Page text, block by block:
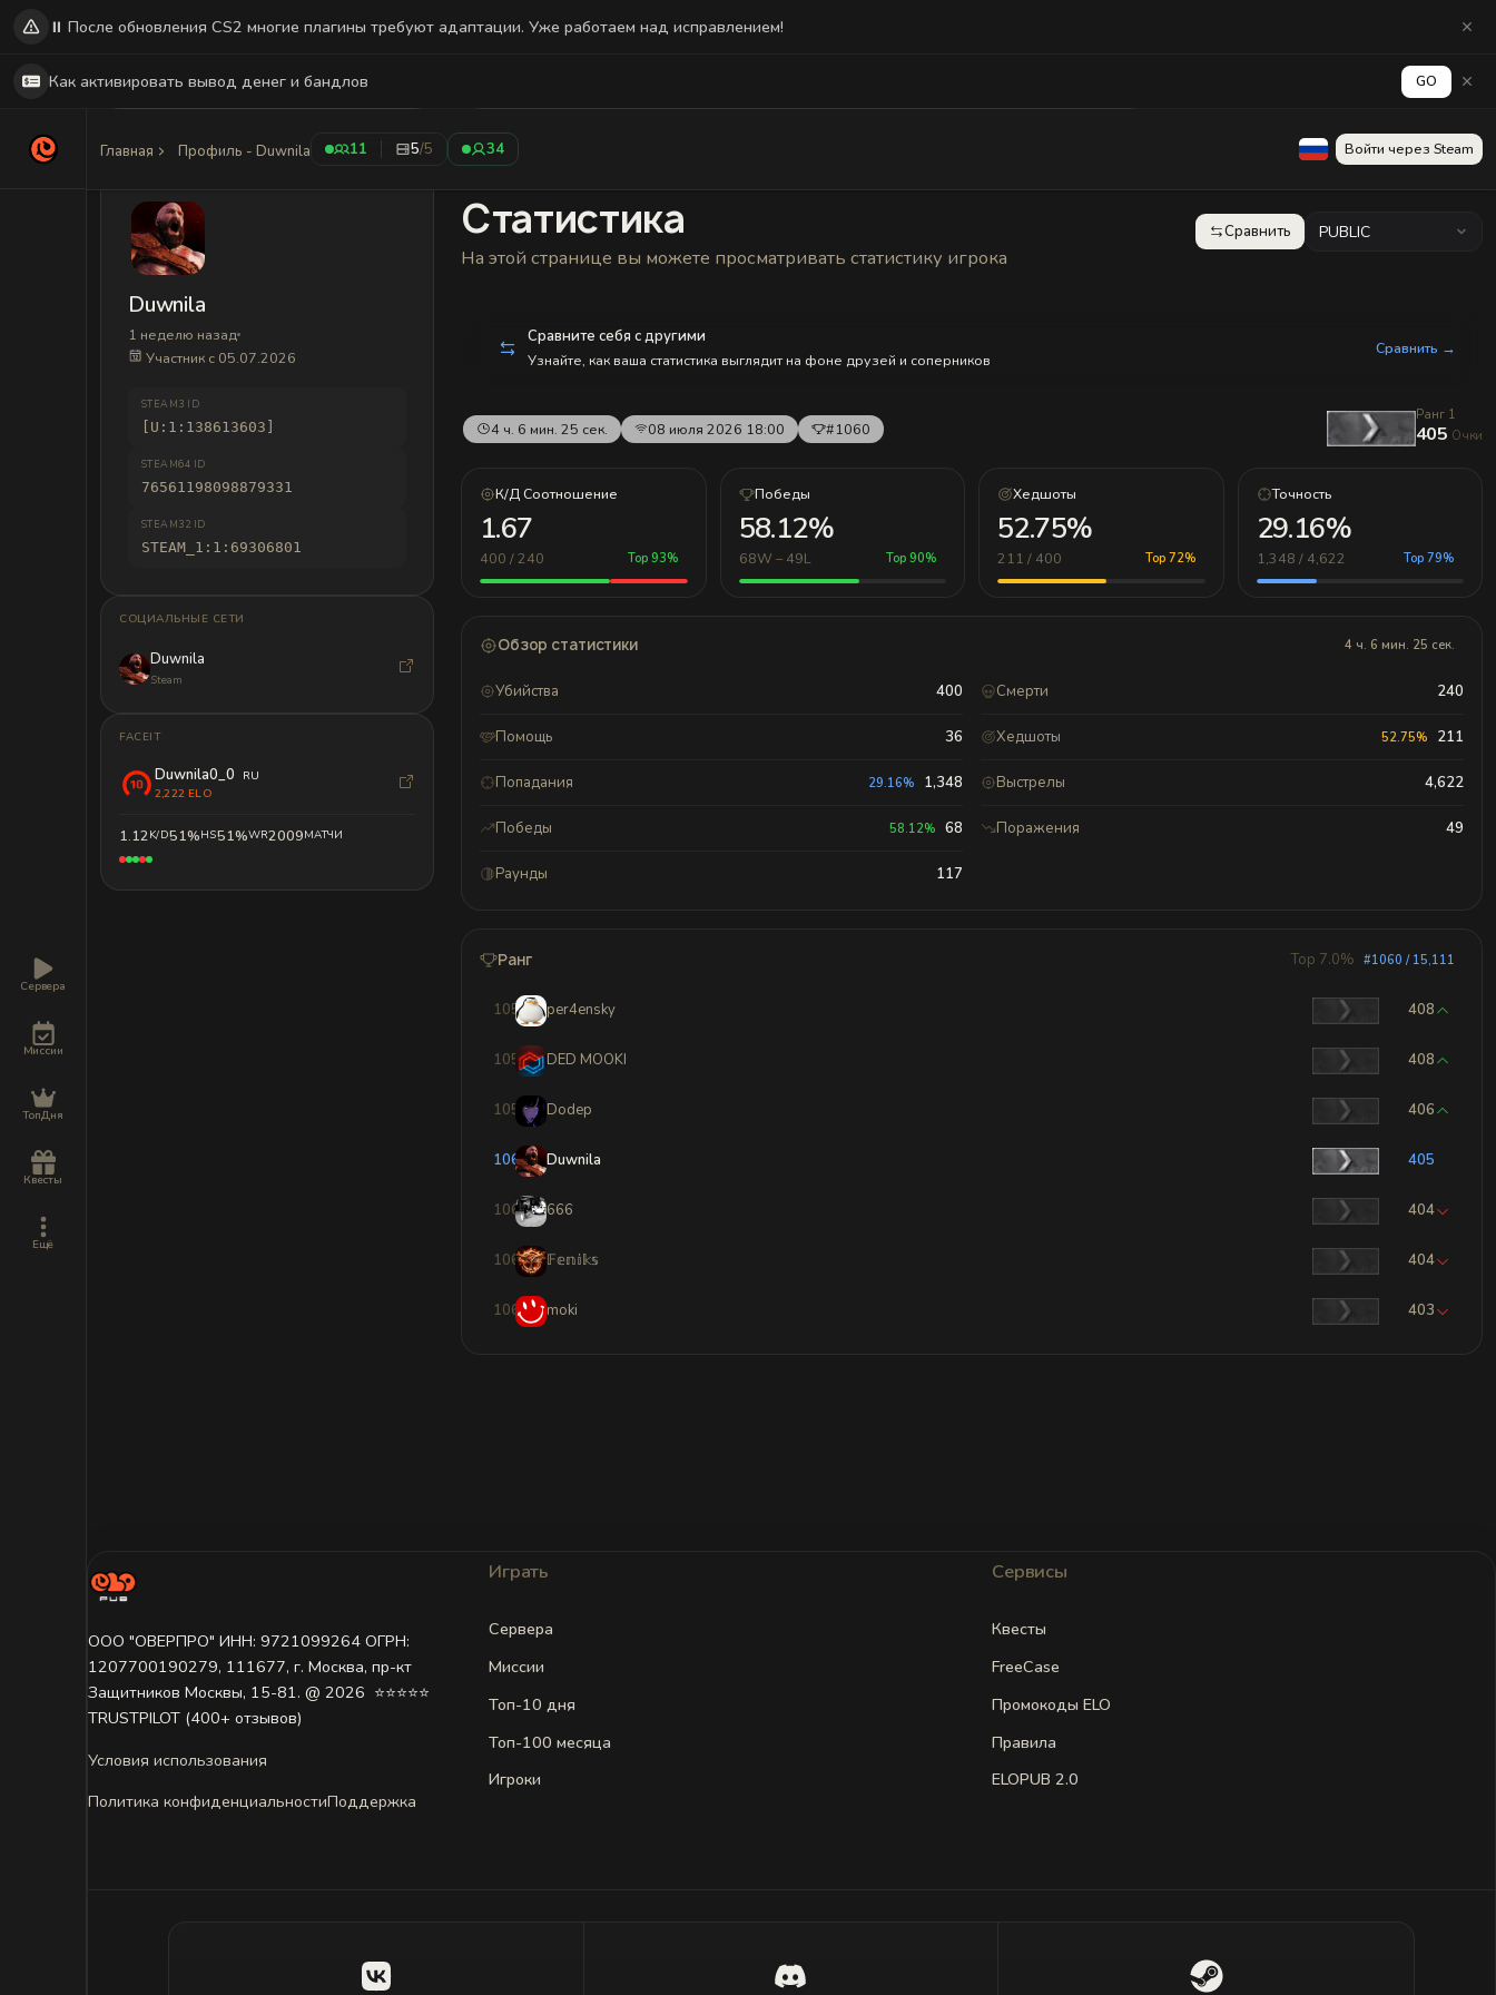
Сервера
Миссии
ТопДня
Квесты
Ещё
Главная Профиль - Duwnila 11 5/5 34 Войти через Steam
Duwnila
1 неделю назад
Участник с 05.07.2026
STEAM3 ID
[U:1:138613603]
STEAM64 ID
76561198098879331
STEAM32 ID
STEAM_1:1:69306801
СОЦИАЛЬНЫЕ СЕТИ
Duwnila
Steam
FACEIT
Duwnila0_0
RU
2,222 ELO
1.12K/D51%HS51%WR2009МАТЧИ
Статистика
Статистика
На этой странице вы можете просматривать статистику игрока
Сравнить PUBLIC
Сравните себя с другими
Узнайте, как ваша статистика выглядит на фоне друзей и соперников
Сравнить →
4 ч. 6 мин. 25 сек. 08 июля 2026 18:00 #1060
Ранг 1
405 Очки
К/Д Соотношение
1.67
400 / 240 Top 93%
Победы
58.12%
68W – 49L Top 90%
Хедшоты
52.75%
211 / 400 Top 72%
Точность
29.16%
1,348 / 4,622 Top 79%
Обзор статистики 4 ч. 6 мин. 25 сек.
Убийства 400 Смерти 240
Помощь 36 Хедшоты 52.75% 211
Попадания 29.16% 1,348 Выстрелы 4,622
Победы 58.12% 68 Поражения 49
Раунды 117
Ранг Top 7.0% #1060 / 15,111
1057 per4ensky 408
1058 DED MOOKI 408
1059 Dodep 406
1060 Duwnila 405
1061 666 404
1062 𝔽𝕖𝕟𝕚𝕜𝕤 404
1063 moki 403
ООО "ОВЕРПРО" ИНН: 9721099264 ОГРН:
1207700190279, 111677, г. Москва, пр-кт
Защитников Москвы, 15-81. @ 2026 ㅤ ⭐⭐⭐⭐⭐
TRUSTPILOT (400+ отзывов)
Условия использования
Политика конфиденциальностиПоддержка
Играть
Сервера
Миссии
Топ-10 дня
Топ-100 месяца
Игроки
Сервисы
Квесты
FreeCase
Промокоды ELO
Правила
ELOPUB 2.0
⏸️ После обновления CS2 многие плагины требуют адаптации. Уже работаем над исправлением!
Как активировать вывод денег и бандлов GO